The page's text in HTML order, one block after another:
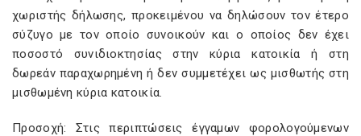
χωριστής δήλωσης, προκειμένου να δηλώσουν τον έτερο
σύζυγο με τον οποίο συνοικούν και ο οποίος δεν έχει
ποσοστό συνιδιοκτησίας στην κύρια κατοικία ή στη
δωρεάν παραχωρημένη ή δεν συμμετέχει ως μισθωτής στη
μισθωμένη κύρια κατοικία.
Προσοχή: Στις περιπτώσεις έγγαμων φορολογούμενων